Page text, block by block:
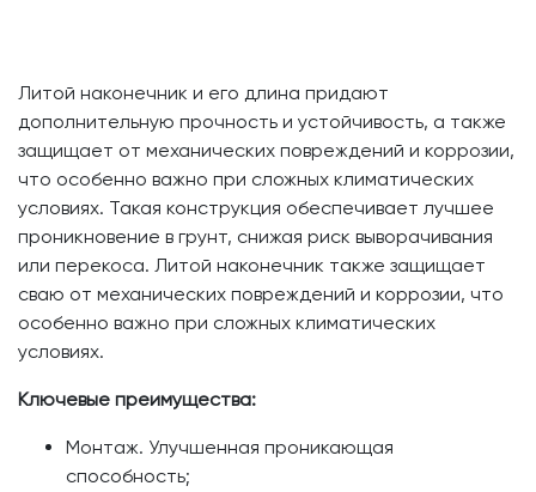
Литой наконечник и его длина придают
дополнительную прочность и устойчивость, а также
защищает от механических повреждений и коррозии,
что особенно важно при сложных климатических
условиях. Такая конструкция обеспечивает лучшее
проникновение в грунт, снижая риск выворачивания
или перекоса. Литой наконечник также защищает
сваю от механических повреждений и коррозии, что
особенно важно при сложных климатических
условиях.
Ключевые преимущества:
Монтаж. Улучшенная проникающая
способность;